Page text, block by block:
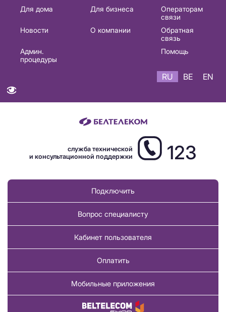
Основная
навигация
Для дома Для бизнеса
Операторам
связи
Новости
О компании
Обратная
связь
Админ.
процедуры
Помощь
RU BE EN
служба технической
и консультационной поддержки
123
Подключить
Вопрос специалисту
Кабинет пользователя
Оплатить
Мобильные приложения
Купить товар